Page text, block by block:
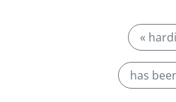
« hardi
has